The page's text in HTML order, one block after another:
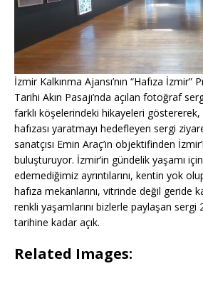
İzmir Kalkınma Ajansı’nın “Hafıza İzmir”
Tarihi Akın Pasajı’nda açılan fotoğraf
farklı köşelerindeki hikayeleri göstererek,
hafızası yaratmayı hedefleyen sergi
sanatçısı Emin Araç’ın objektifinden
buluşturuyor. İzmir’in gündelik yaşamı
edemediğimiz ayrıntılarını, kentin yok
hafıza mekanlarını, vitrinde değil geride
renkli yaşamlarını bizlerle paylaşan sergi
tarihine kadar açık.
Related Images: